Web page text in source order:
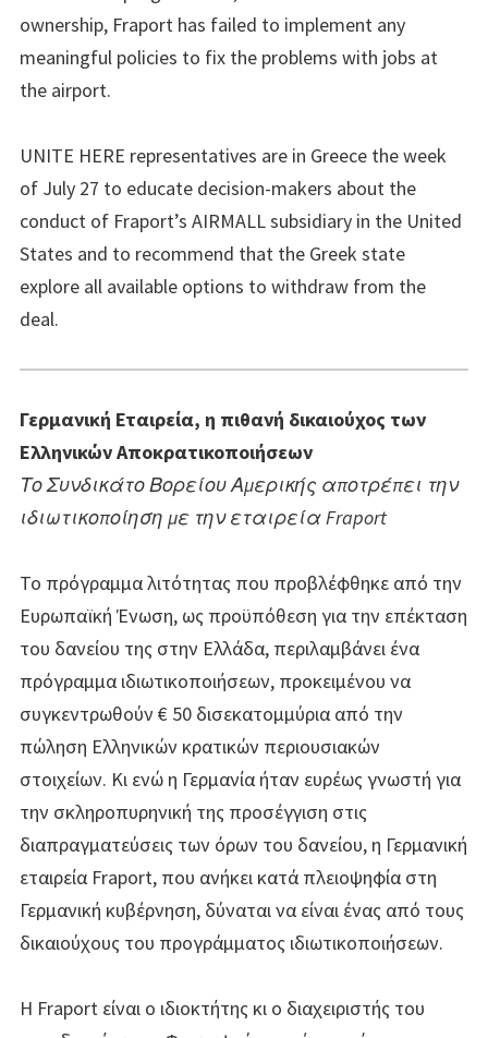
ownership, Fraport has failed to implement any
meaningful policies to fix the problems with jobs at
the airport.
UNITE HERE representatives are in Greece the week
of July 27 to educate decision-makers about the
conduct of Fraport’s AIRMALL subsidiary in the United
States and to recommend that the Greek state
explore all available options to withdraw from the
deal.
Γερμανική Εταιρεία, η πιθανή δικαιούχος των
Ελληνικών Αποκρατικοποιήσεων
Το Συνδικάτο Βορείου Αμερικής αποτρέπει την
ιδιωτικοποίηση με την εταιρεία Fraport
Το πρόγραμμα λιτότητας που προβλέφθηκε από την
Ευρωπαϊκή Ένωση, ως προϋπόθεση για την επέκταση
του δανείου της στην Ελλάδα, περιλαμβάνει ένα
πρόγραμμα ιδιωτικοποιήσεων, προκειμένου να
συγκεντρωθούν € 50 δισεκατομμύρια από την
πώληση Ελληνικών κρατικών περιουσιακών
στοιχείων. Κι ενώ η Γερμανία ήταν ευρέως γνωστή για
την σκληροπυρηνική της προσέγγιση στις
διαπραγματεύσεις των όρων του δανείου, η Γερμανική
εταιρεία Fraport, που ανήκει κατά πλειοψηφία στη
Γερμανική κυβέρνηση, δύναται να είναι ένας από τους
δικαιούχους του προγράμματος ιδιωτικοποιήσεων.
Η Fraport είναι ο ιδιοκτήτης κι ο διαχειριστής του